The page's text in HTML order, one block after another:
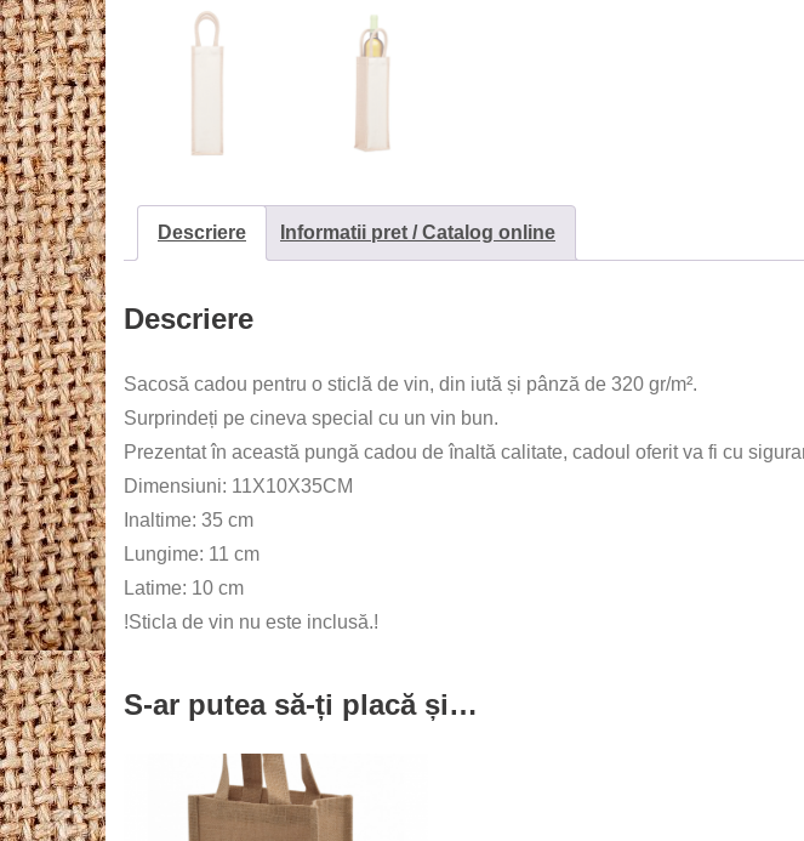
Descriere Informatii pret / Catalog online
Descriere
Sacosă cadou pentru o sticlă de vin, din iută și pânză de 320 gr/m².
Surprindeți pe cineva special cu un vin bun.
Prezentat în această pungă cadou de înaltă calitate, cadoul oferit va fi cu
Dimensiuni: 11X10X35CM
Inaltime: 35 cm
Lungime: 11 cm
Latime: 10 cm
!Sticla de vin nu este inclusă.!
S-ar putea să-ți placă și…